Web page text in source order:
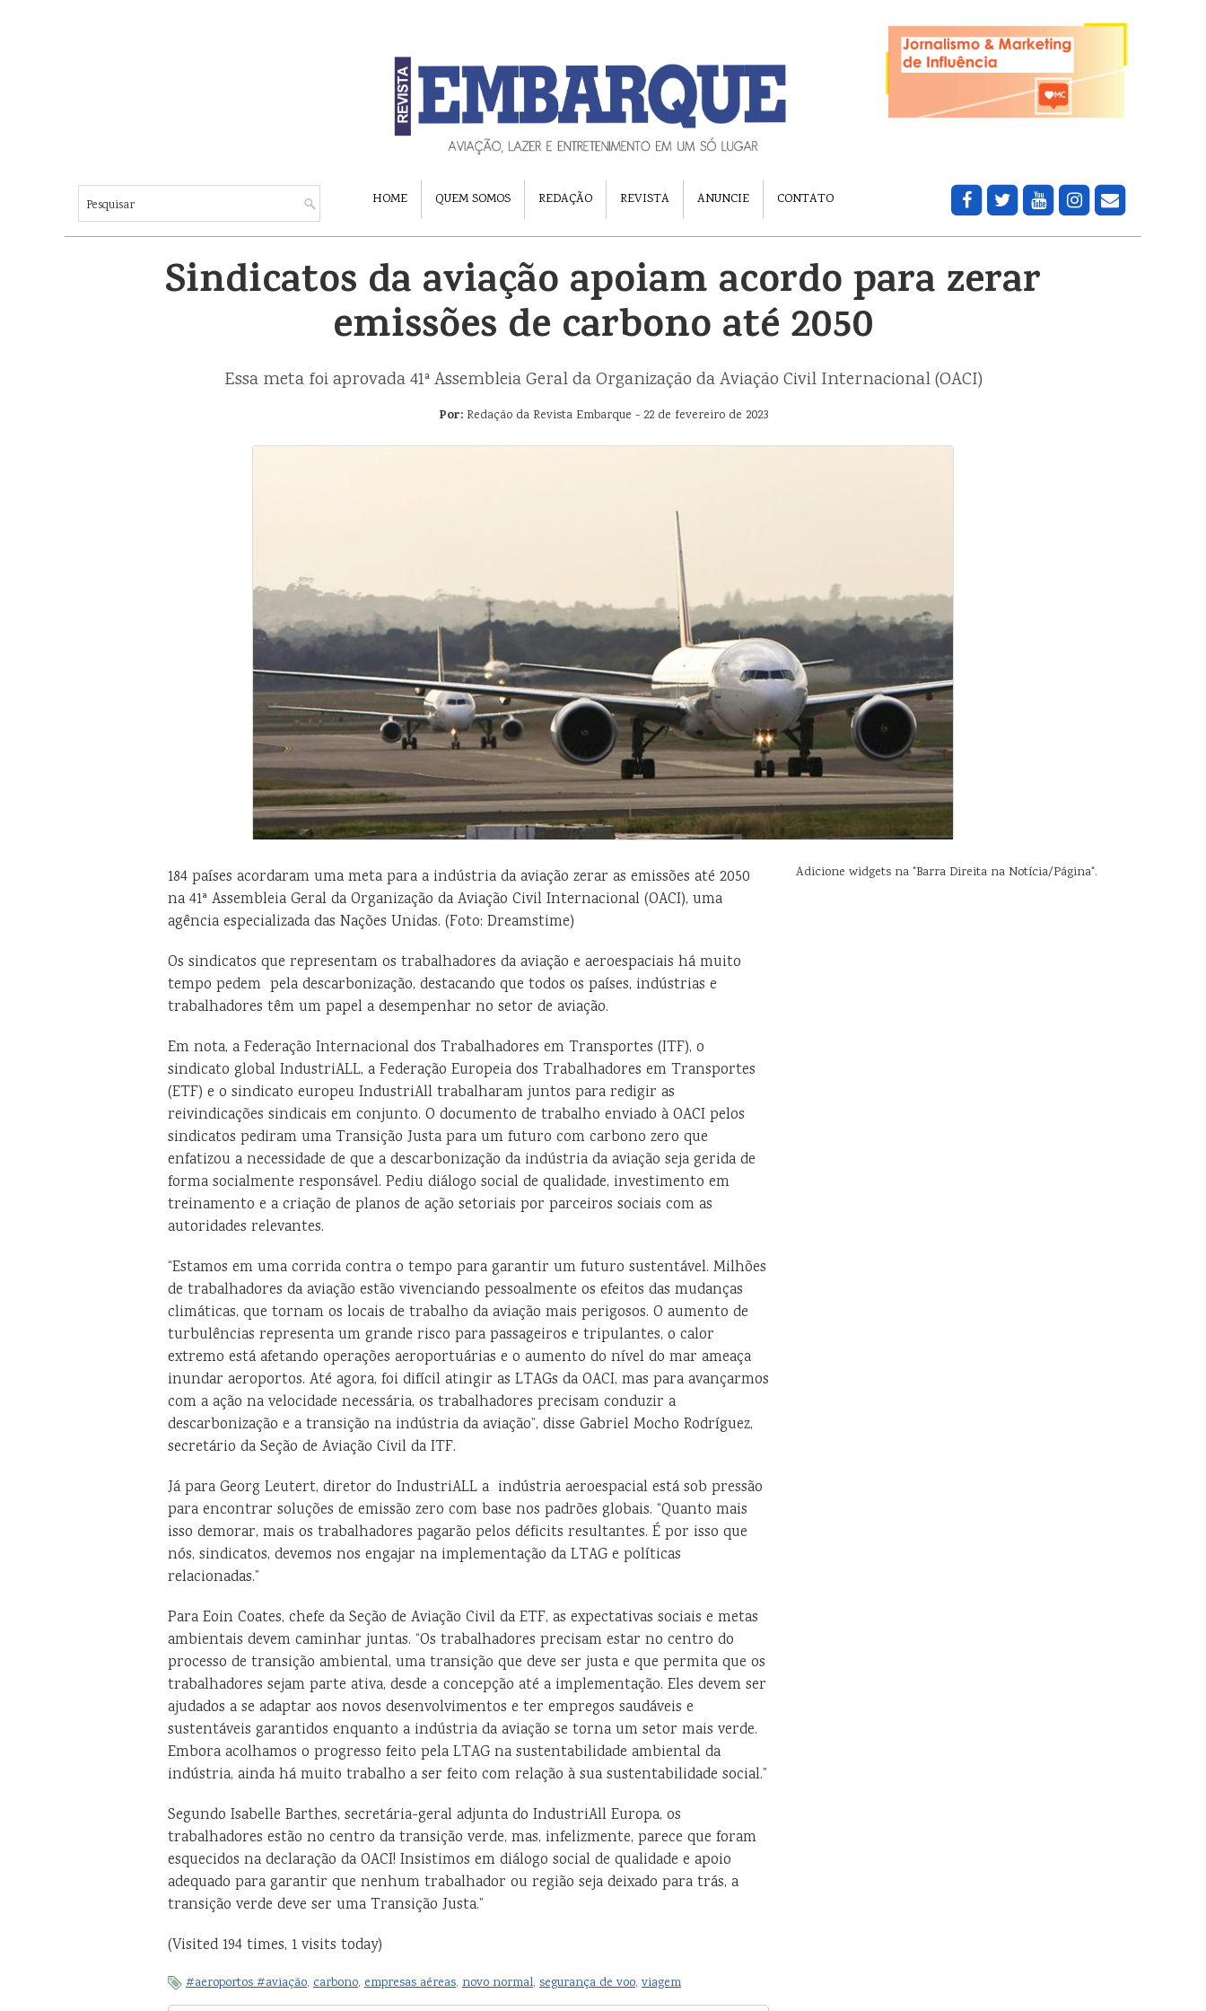
HOME QUEM SOMOS REDAÇÃO REVISTA ANUNCIE CONTATO
Sindicatos da aviação apoiam acordo para zerar
emissões de carbono até 2050
Essa meta foi aprovada 41ª Assembleia Geral da Organização da Aviação Civil Internacional (OACI)
Por:Redação da Revista Embarque - 22 de fevereiro de 2023
184 países acordaram uma meta para a indústria da aviação zerar as emissões até 2050
na 41ª Assembleia Geral da Organização da Aviação Civil Internacional (OACI), uma
agência especializada das Nações Unidas. (Foto: Dreamstime)
Os sindicatos que representam os trabalhadores da aviação e aeroespaciais há muito
tempo pedem pela descarbonização, destacando que todos os países, indústrias e
trabalhadores têm um papel a desempenhar no setor de aviação.
Em nota, a Federação Internacional dos Trabalhadores em Transportes (ITF), o
sindicato global IndustriALL, a Federação Europeia dos Trabalhadores em Transportes
(ETF) e o sindicato europeu IndustriAll trabalharam juntos para redigir as
reivindicações sindicais em conjunto. O documento de trabalho enviado à OACI pelos
sindicatos pediram uma Transição Justa para um futuro com carbono zero que
enfatizou a necessidade de que a descarbonização da indústria da aviação seja gerida de
forma socialmente responsável. Pediu diálogo social de qualidade, investimento em
treinamento e a criação de planos de ação setoriais por parceiros sociais com as
autoridades relevantes.
“Estamos em uma corrida contra o tempo para garantir um futuro sustentável. Milhões
de trabalhadores da aviação estão vivenciando pessoalmente os efeitos das mudanças
climáticas, que tornam os locais de trabalho da aviação mais perigosos. O aumento de
turbulências representa um grande risco para passageiros e tripulantes, o calor
extremo está afetando operações aeroportuárias e o aumento do nível do mar ameaça
inundar aeroportos. Até agora, foi difícil atingir as LTAGs da OACI, mas para avançarmos
com a ação na velocidade necessária, os trabalhadores precisam conduzir a
descarbonização e a transição na indústria da aviação”, disse Gabriel Mocho Rodríguez,
secretário da Seção de Aviação Civil da ITF.
Já para Georg Leutert, diretor do IndustriALL a indústria aeroespacial está sob pressão
para encontrar soluções de emissão zero com base nos padrões globais. “Quanto mais
isso demorar, mais os trabalhadores pagarão pelos déficits resultantes. É por isso que
nós, sindicatos, devemos nos engajar na implementação da LTAG e políticas
relacionadas.”
Para Eoin Coates, chefe da Seção de Aviação Civil da ETF, as expectativas sociais e metas
ambientais devem caminhar juntas. “Os trabalhadores precisam estar no centro do
processo de transição ambiental, uma transição que deve ser justa e que permita que os
trabalhadores sejam parte ativa, desde a concepção até a implementação. Eles devem ser
ajudados a se adaptar aos novos desenvolvimentos e ter empregos saudáveis e
sustentáveis garantidos enquanto a indústria da aviação se torna um setor mais verde.
Embora acolhamos o progresso feito pela LTAG na sustentabilidade ambiental da
indústria, ainda há muito trabalho a ser feito com relação à sua sustentabilidade social.”
Segundo Isabelle Barthes, secretária-geral adjunta do IndustriAll Europa, os
trabalhadores estão no centro da transição verde, mas, infelizmente, parece que foram
esquecidos na declaração da OACI! Insistimos em diálogo social de qualidade e apoio
adequado para garantir que nenhum trabalhador ou região seja deixado para trás, a
transição verde deve ser uma Transição Justa.”
(Visited 194 times, 1 visits today)
#aeroportos #aviação, carbono, empresas aéreas, novo normal, segurança de voo, viagem
Adicione widgets na "Barra Direita na Notícia/Página".